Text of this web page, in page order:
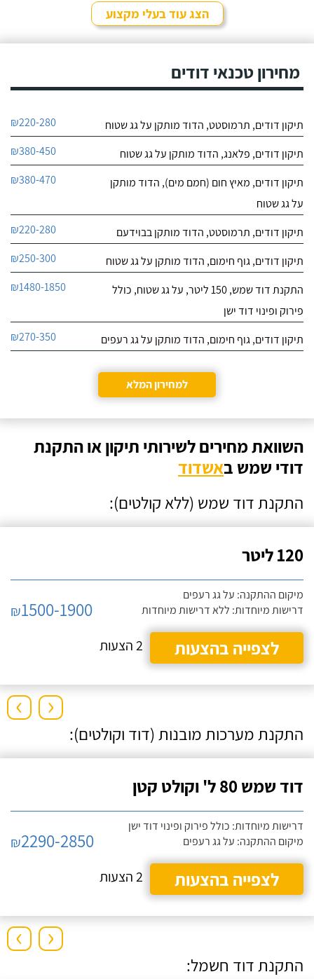
אותם לא מזמן, כשהתפוצץ
לי הדוד שמש של הדירה.חייג עכשיו
הצג עוד בעלי מקצוע
מחירון טכנאי דודים
תיקון דודים, תרמוסטט, הדוד מותקן על גג שטוח ₪220-280
תיקון דודים, פלאנג, הדוד מותקן על גג שטוח ₪380-450
תיקון דודים, מאיץ חום (חמם מים), הדוד מותקן
על גג שטוח
₪380-470
תיקון דודים, תרמוסטט, הדוד מותקן בבוידעם ₪220-280
תיקון דודים, גוף חימום, הדוד מותקן על גג שטוח ₪250-300
התקנת דוד שמש, 150 ליטר, על גג שטוח, כולל
פירוק ופינוי דוד ישן
₪1480-1850
תיקון דודים, גוף חימום, הדוד מותקן על גג רעפים ₪270-350
למחירון המלא
השוואת מחירים לשירותי תיקון או התקנת
דודי שמש באשדוד
התקנת דוד שמש (ללא קולטים):
120 ליטר
מיקום ההתקנה: על גג רעפים
דרישות מיוחדות: ללא דרישות מיוחדות
₪1500-1900
לצפייה בהצעות
2 הצעות
› ‹
התקנת מערכות מובנות (דוד וקולטים):
דוד שמש 80 ל' וקולט קטן
דרישות מיוחדות: כולל פירוק ופינוי דוד ישן
מיקום ההתקנה: על גג רעפים
₪2290-2850
לצפייה בהצעות
2 הצעות
› ‹
התקנת דוד חשמל: